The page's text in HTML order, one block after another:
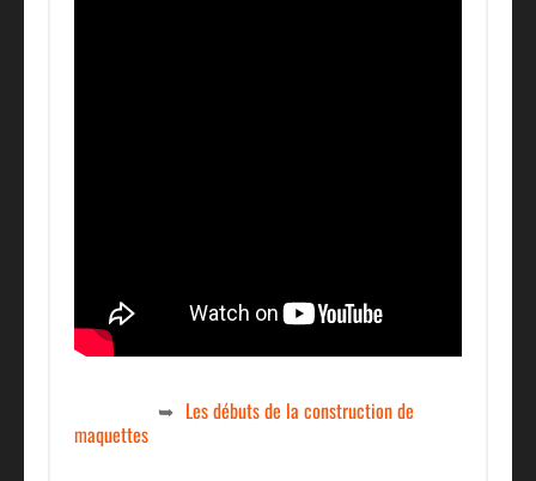
Les débuts de la construction de
maquettes